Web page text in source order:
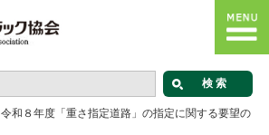
令和８年度「重さ指定道路」の指定に関する要望の